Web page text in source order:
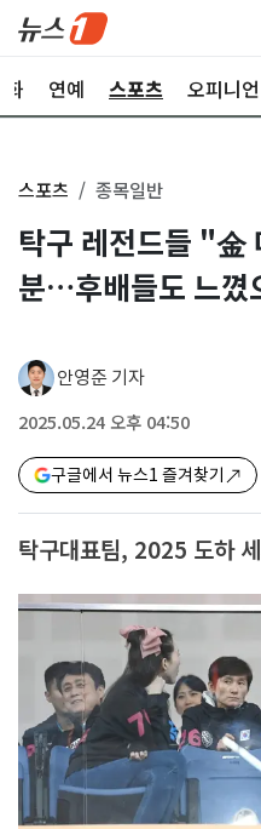
화 연예 스포츠 오피니언
스포츠 종목일반
탁구 레전드들 "金
분…후배들도 느꼈
안영준 기자
2025.05.24 오후 04:50
구글에서 뉴스1 즐겨찾기
탁구대표팀, 2025 도하